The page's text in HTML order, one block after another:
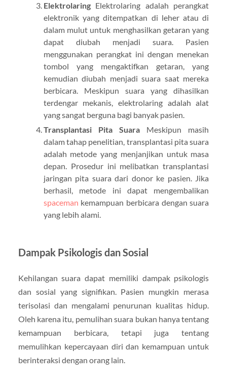
ElektrolaringElektrolaring adalah perangkat
elektronik yang ditempatkan di leher atau di
dalam mulut untuk menghasilkan getaran yang
dapat diubah menjadi suara. Pasien
menggunakan perangkat ini dengan menekan
tombol yang mengaktifkan getaran, yang
kemudian diubah menjadi suara saat mereka
berbicara. Meskipun suara yang dihasilkan
terdengar mekanis, elektrolaring adalah alat
yang sangat berguna bagi banyak pasien.
Transplantasi Pita Suara Meskipun masih
dalam tahap penelitian, transplantasi pita suara
adalah metode yang menjanjikan untuk masa
depan. Prosedur ini melibatkan transplantasi
jaringan pita suara dari donor ke pasien. Jika
berhasil, metode ini dapat mengembalikan
spaceman kemampuan berbicara dengan suara
yang lebih alami.
Dampak Psikologis dan Sosial
Kehilangan suara dapat memiliki dampak psikologis
dan sosial yang signifikan. Pasien mungkin merasa
terisolasi dan mengalami penurunan kualitas hidup.
Oleh karena itu, pemulihan suara bukan hanya tentang
kemampuan berbicara, tetapi juga tentang
memulihkan kepercayaan diri dan kemampuan untuk
berinteraksi dengan orang lain.